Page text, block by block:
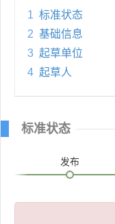
1 标准状态
2 基础信息
3 起草单位
4 起草人
标准状态
发布